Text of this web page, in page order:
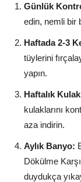
Günlük
edin, nemli bir
Haftada 2-3
tüylerini
yapın.
Haftalık
kulaklarını
aza indirin.
Aylık Banyo:
Dökülme
duydukça